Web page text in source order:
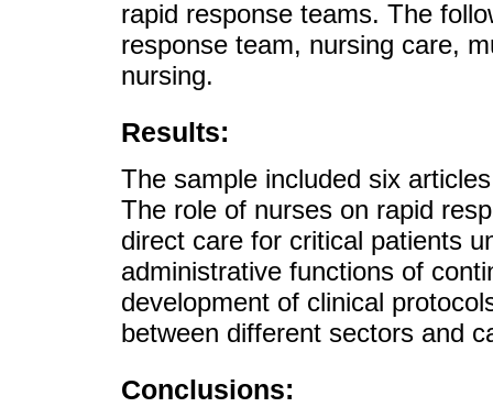
rapid response teams. The
response team, nursing care,
nursing.
Results:
The sample included six
The role of nurses on rapid
direct care for critical patients
administrative functions of
development of clinical
between different sectors and
Conclusions: